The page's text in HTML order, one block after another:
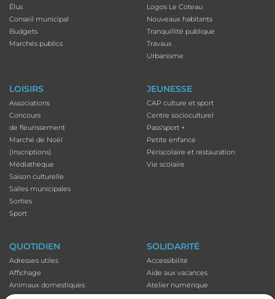
Élus
Conseil municipal
Budgets
Marchés publics
Logos Le Coteau
Nouveaux habitants
Tranquillité publique
Travaux
Urbanisme
LOISIRS
Associations
Concours
de fleurissement
Marché de Noël
(Inscriptions)
Médiathèque
Saison culturelle
Salles municipales
Sorties
Sport
JEUNESSE
CAP culture et sport
Centre socioculturel
Pass’sport +
Petite enfance
Périscolaire et restauration
Vie scolaire
QUOTIDIEN
Adresses utiles
Affichage
Animaux domestiques
SOLIDARITÉ
Accessibilité
Aide aux vacances
Atelier numérique